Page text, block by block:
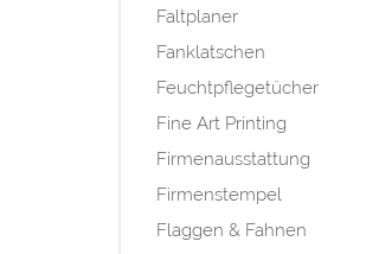
Faltplaner
Fanklatschen
Feuchtpflegetücher
Fine Art Printing
Firmenausstattung
Firmenstempel
Flaggen & Fahnen